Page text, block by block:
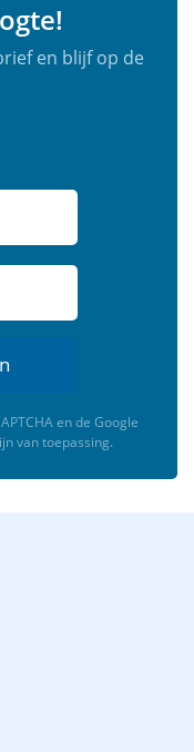
en blijf op de
en de Google
van toepassing.